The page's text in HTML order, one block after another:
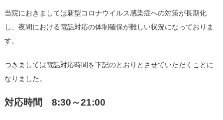
当院におきましては新型コロナウイルス感染症への対策が長期化
し、夜間における電話対応の体制確保が難しい状況になっておりま
す。
つきましては電話対応時間を下記のとおりとさせていただくことに
なりました。
対応時間 8:30～21:00